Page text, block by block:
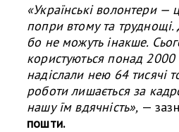
«Українські волонтери —
попри втому та труднощі.
бо не можуть інакше.
користуються понад 2000
надіслали нею 64 тисячі
роботи лишається за
нашу їм вдячність», —
пошти.